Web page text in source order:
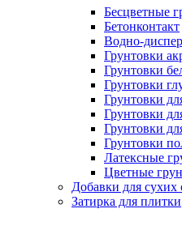
Бесцветные
Бетонконтакт
Водно-
Грунтовки
Грунтовки
Грунтовки
Грунтовки
Грунтовки
Грунтовки
Грунтовки
Латексные
Цветные
Добавки для сухих
Затирка для плитки